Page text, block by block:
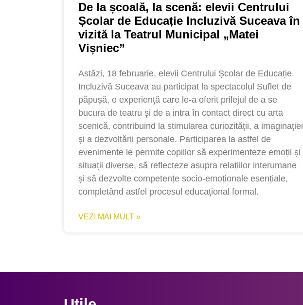
De la școală, la scenă: elevii Centrului
Școlar de Educație Incluzivă Suceava în
vizită la Teatrul Municipal „Matei
Vișniec”
Astăzi, 18 februarie, elevii Centrului Școlar de Educație
Incluzivă Suceava au participat la spectacolul Suflet de
păpușă, o experiență care le-a oferit prilejul de a se
bucura de teatru și de a intra în contact direct cu arta
scenică, contribuind la stimularea curiozității, a imaginației
și a dezvoltării personale. Participarea la astfel de
evenimente le permite copiilor să experimenteze emoții și
situații diverse, să reflecteze asupra relațiilor interumane
și să dezvolte competențe socio-emoționale esențiale,
completând astfel procesul educațional formal.
VEZI MAI MULT »